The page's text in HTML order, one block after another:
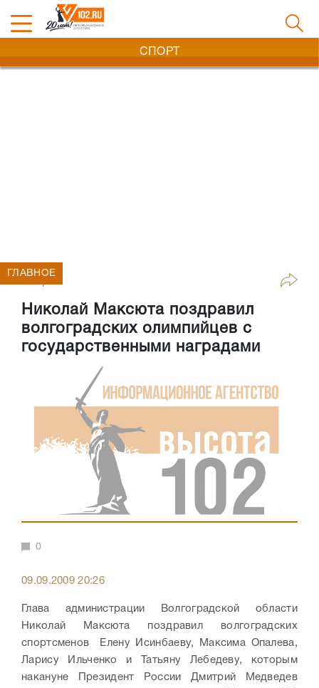
СПОРТ
Николай Максюта поздравил
волгоградских олимпийцев с
государственными наградами
ГЛАВНОЕ
0
09.09.2009 20:26
Глава администрации Волгоградской области
Николай Максюта поздравил волгоградских
спортсменов Елену Исинбаеву, Максима Опалева,
Ларису Ильченко и Татьяну Лебедеву, которым
накануне Президент России Дмитрий Медведев